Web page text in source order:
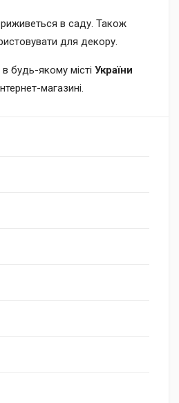
в саду. Також
для декору.
в будь-якому місті України
магазині.